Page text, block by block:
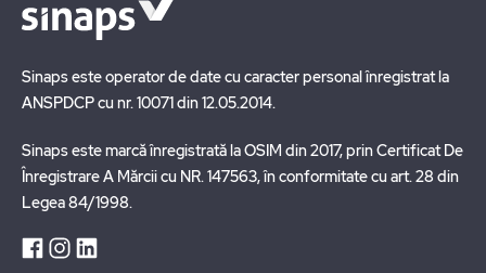
Sinaps este operator de date cu caracter personal înregistrat la
ANSPDCP cu nr. 10071 din 12.05.2014.
Sinaps este marcă înregistrată la OSIM din 2017, prin Certificat De
Înregistrare A Mărcii cu NR. 147563, în conformitate cu art. 28 din
Legea 84/1998.